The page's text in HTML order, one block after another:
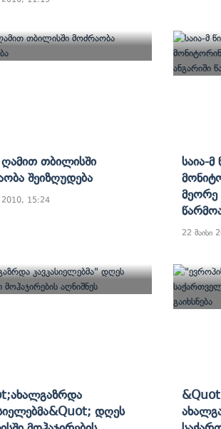
Თბილისში
Შეიზღუდება
2010, 15:24
Საია-Მ
Მეორე
22 მაისი
Დღეს